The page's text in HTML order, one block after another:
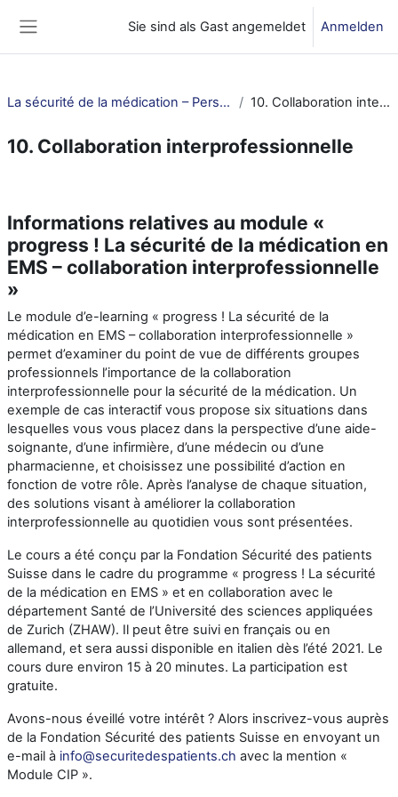
Sie sind als Gast angemeldet Anmelden
La sécurité de la médication – Personnel infirmier et ASSC 10. Collaboration interprofessionnelle
10. Collaboration interprofessionnelle
Informations relatives au module «
progress ! La sécurité de la médication en
EMS – collaboration interprofessionnelle
»
Le module d’e-learning « progress ! La sécurité de la
médication en EMS – collaboration interprofessionnelle »
permet d’examiner du point de vue de différents groupes
professionnels l’importance de la collaboration
interprofessionnelle pour la sécurité de la médication. Un
exemple de cas interactif vous propose six situations dans
lesquelles vous vous placez dans la perspective d’une aide-
soignante, d’une infirmière, d’une médecin ou d’une
pharmacienne, et choisissez une possibilité d’action en
fonction de votre rôle. Après l’analyse de chaque situation,
des solutions visant à améliorer la collaboration
interprofessionnelle au quotidien vous sont présentées.
Le cours a été conçu par la Fondation Sécurité des patients
Suisse dans le cadre du programme « progress ! La sécurité
de la médication en EMS » et en collaboration avec le
département Santé de l’Université des sciences appliquées
de Zurich (ZHAW). Il peut être suivi en français ou en
allemand, et sera aussi disponible en italien dès l’été 2021. Le
cours dure environ 15 à 20 minutes. La participation est
gratuite.
Avons-nous éveillé votre intérêt ? Alors inscrivez-vous auprès
de la Fondation Sécurité des patients Suisse en envoyant un
e-mail à info@securitedespatients.ch avec la mention «
Module CIP ».